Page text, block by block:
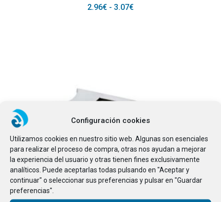
Configuración cookies
Utilizamos cookies en nuestro sitio web. Algunas son esenciales
para realizar el proceso de compra, otras nos ayudan a mejorar
la experiencia del usuario y otras tienen fines exclusivamente
analíticos. Puede aceptarlas todas pulsando en "Aceptar y
continuar" o seleccionar sus preferencias y pulsar en "Guardar
preferencias".
2.96€ - 3.07€RANGO